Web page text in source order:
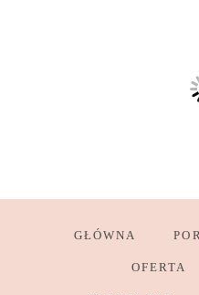
GŁÓWNA
OFERTA